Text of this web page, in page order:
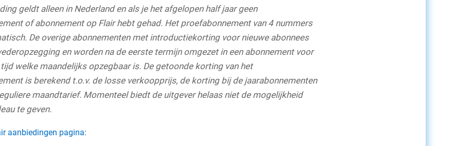
geldt alleen in Nederland en als je het afgelopen half jaar geen
of abonnement op Flair hebt gehad. Het proefabonnement van 4 nummers
De overige abonnementen met introductiekorting voor nieuwe abonnees
en worden na de eerste termijn omgezet in een abonnement voor
welke maandelijks opzegbaar is. De getoonde korting van het
is berekend t.o.v. de losse verkoopprijs, de korting bij de jaarabonnementen
maandtarief. Momenteel biedt de uitgever helaas niet de mogelijkheid
te geven.
aanbiedingen pagina: